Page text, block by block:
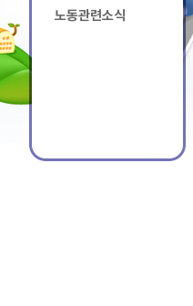
노동관련소식